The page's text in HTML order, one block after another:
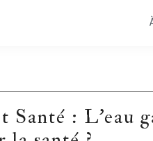
Santé : L’eau